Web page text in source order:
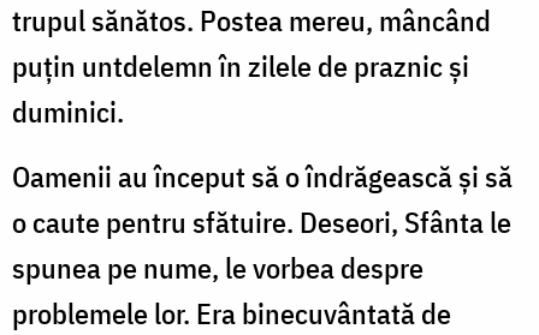
trupul sănătos. Postea mereu, mâncând
puțin untdelemn în zilele de praznic și
duminici.
Oamenii au început să o îndrăgească și să
o caute pentru sfătuire. Deseori, Sfânta le
spunea pe nume, le vorbea despre
problemele lor. Era binecuvântată de